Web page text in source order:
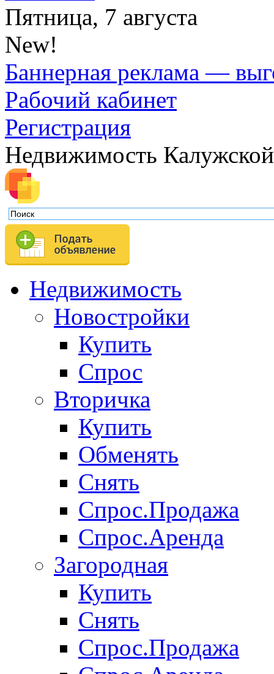
Пятница, 7 августа
New!
Баннерная реклама —
Рабочий кабинет
Регистрация
Недвижимость
Недвижимость
Новостройки
Купить
Спрос
Вторичка
Купить
Обменять
Снять
Спрос.Продажа
Спрос.Аренда
Загородная
Купить
Снять
Спрос.Продажа